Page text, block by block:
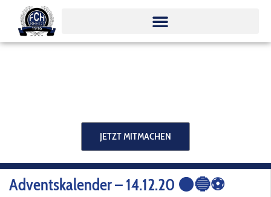
Inhalt
springen
JETZT MITMACHEN
Adventskalender – 14.12.20 ⚫️🔵⚽️